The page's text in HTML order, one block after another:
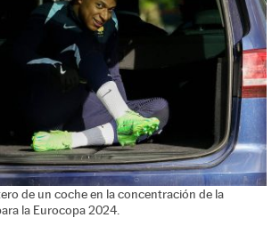
de un coche en la concentración de la
la Eurocopa 2024.